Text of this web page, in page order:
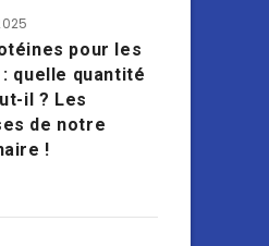
pour les
quelle quantité
il ? Les
de notre
!